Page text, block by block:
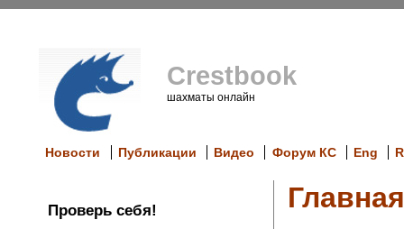
Crestbook
шахматы онлайн
Новости Публикации Видео Форум КС Eng
Проверь себя! Главная